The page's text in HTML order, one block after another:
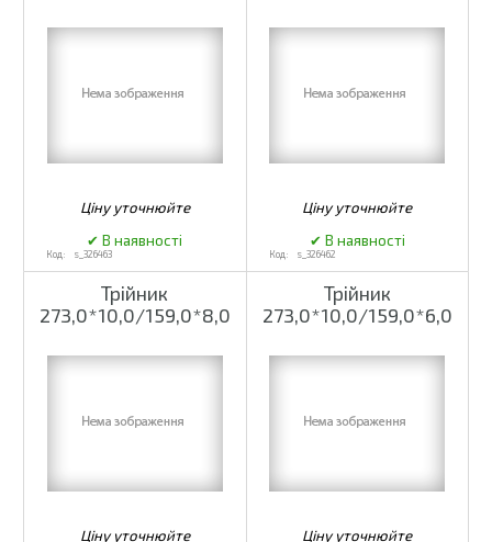
s_326463 s_326462
Трійник
273,0*10,0/159,0*8,0
Трійник
273,0*10,0/159,0*6,0